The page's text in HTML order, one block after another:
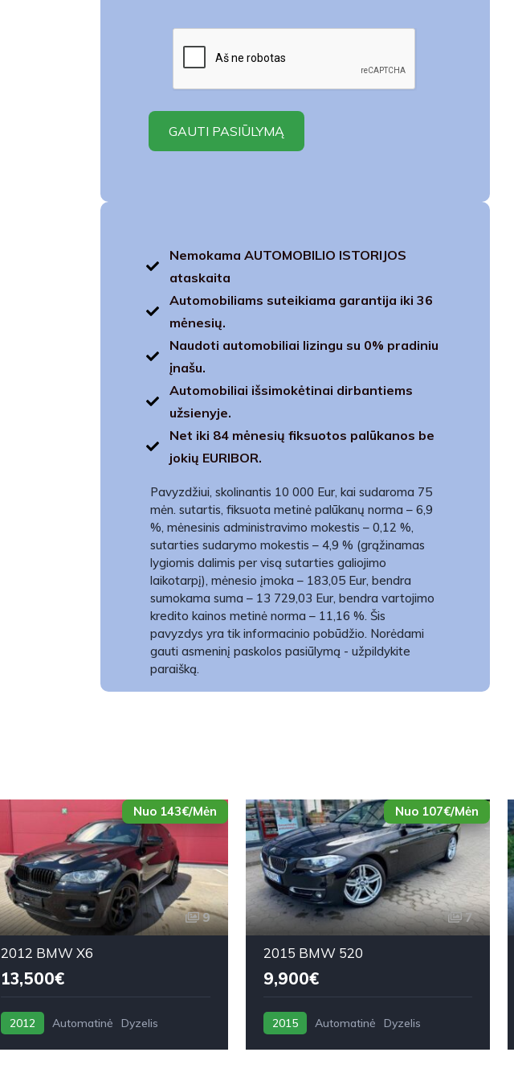
Nemokama AUTOMOBILIO ISTORIJOS
ataskaita
Automobiliams suteikiama garantija iki 36
mėnesių.
Naudoti automobiliai lizingu su 0% pradiniu
įnašu.
Automobiliai išsimokėtinai dirbantiems
užsienyje.
Net iki 84 mėnesių fiksuotos palūkanos be
jokių EURIBOR.
Pavyzdžiui, skolinantis 10 000 Eur, kai sudaroma 75
mėn. sutartis, fiksuota metinė palūkanų norma – 6,9
%, mėnesinis administravimo mokestis – 0,12 %,
sutarties sudarymo mokestis – 4,9 % (grąžinamas
lygiomis dalimis per visą sutarties galiojimo
laikotarpį), mėnesio įmoka – 183,05 Eur, bendra
sumokama suma – 13 729,03 Eur, bendra vartojimo
kredito kainos metinė norma – 11,16 %. Šis
pavyzdys yra tik informacinio pobūdžio. Norėdami
gauti asmeninį paskolos pasiūlymą - užpildykite
paraišką.
Nuo 143€/Mėn
9
2012 BMW X6
13,500€
2012 Automatinė Dyzelis
Nuo 107€/Mėn
7
2015 BMW 520
9,900€
2015 Automatinė Dyzelis